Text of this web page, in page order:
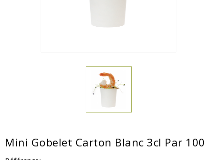
Mini Gobelet Carton Blanc 3cl Par 100